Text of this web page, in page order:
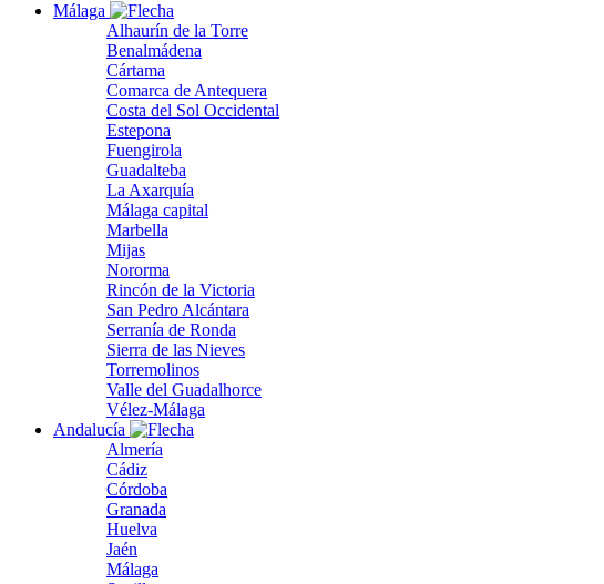
Málaga
Alhaurín de la Torre
Benalmádena
Cártama
Comarca de Antequera
Costa del Sol Occidental
Estepona
Fuengirola
Guadalteba
La Axarquía
Málaga capital
Marbella
Mijas
Nororma
Rincón de la Victoria
San Pedro Alcántara
Serranía de Ronda
Sierra de las Nieves
Torremolinos
Valle del Guadalhorce
Vélez-Málaga
Andalucía
Almería
Cádiz
Córdoba
Granada
Huelva
Jaén
Málaga